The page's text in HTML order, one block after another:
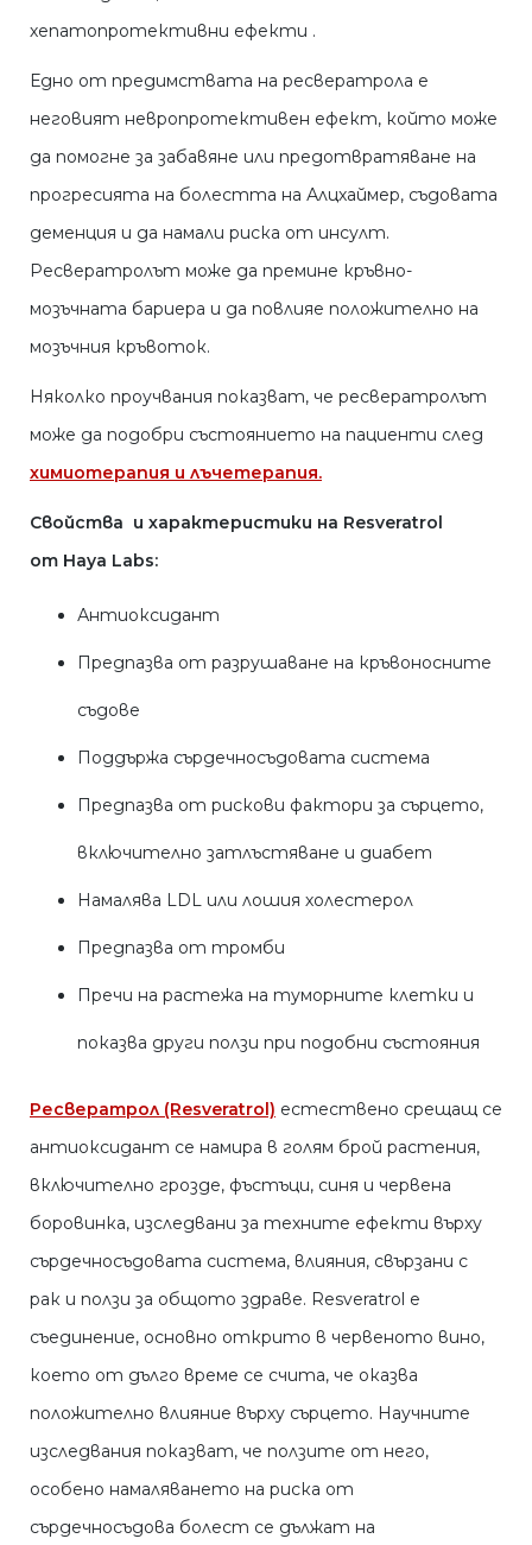
хепатопротективни ефекти .
Едно от предимствата на ресвератрола е
неговият невропротективен ефект, който може
да помогне за забавяне или предотвратяване на
прогресията на болестта на Алцхаймер, съдовата
деменция и да намали риска от инсулт.
Ресвератролът може да премине кръвно-
мозъчната бариера и да повлияе положително на
мозъчния кръвоток.
Няколко проучвания показват, че ресвератролът
може да подобри състоянието на пациенти след
химиотерапия и лъчетерапия.
Свойства и характеристики на Resveratrol
от Haya Labs:
Антиоксидант
Предпазва от разрушаване на кръвоносните
съдове
Поддържа сърдечносъдовата система
Предпазва от рискови фактори за сърцето,
включително затлъстяване и диабет
Намалява LDL или лошия холестерол
Предпазва от тромби
Пречи на растежа на туморните клетки и
показва други ползи при подобни състояния
Ресвератрол (Resveratrol) естествено срещащ се
антиоксидант се намира в голям брой растения,
включително грозде, фъстъци, синя и червена
боровинка, изследвани за техните ефекти върху
сърдечносъдовата система, влияния, свързани с
рак и ползи за общото здраве. Resveratrol е
съединение, основно открито в червеното вино,
което от дълго време се счита, че оказва
положително влияние върху сърцето. Научните
изследвания показват, че ползите от него,
особено намаляването на риска от
сърдечносъдова болест се дължат на